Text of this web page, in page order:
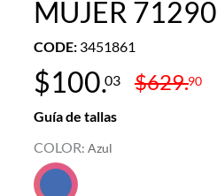
MUJER 71290
CODE: 3451861
$100.03 $629.90
Guía de tallas
COLOR: Azul